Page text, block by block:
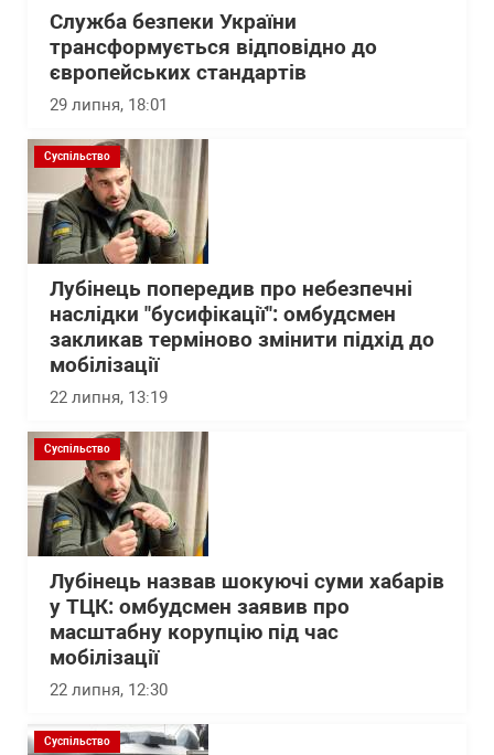
Служба безпеки України
трансформується відповідно до
європейських стандартів
29 липня, 18:01
Суспільство
Лубінець попередив про небезпечні
наслідки "бусифікації": омбудсмен
закликав терміново змінити підхід до
мобілізації
22 липня, 13:19
Суспільство
Лубінець назвав шокуючі суми хабарів
у ТЦК: омбудсмен заявив про
масштабну корупцію під час
мобілізації
22 липня, 12:30
Суспільство